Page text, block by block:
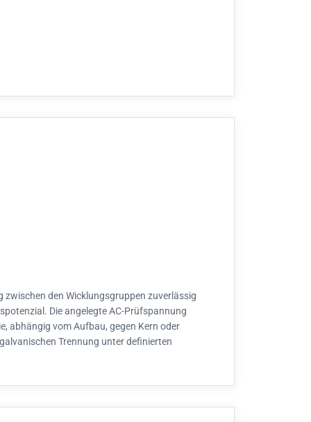
den Wicklungsgruppen zuverlässig
Die angelegte AC-Prüfspannung
abhängig vom Aufbau, gegen Kern oder
Trennung unter definierten